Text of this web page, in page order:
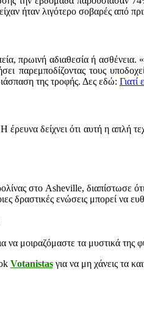
ήταν λιγότερο σοβαρές από
πρωινή αδιαθεσία ή
παρεμποδίζοντας τους
της τροφής. Δες εδώ: Γιατί
δείχνει ότι αυτή η
στο Asheville, διαπίστωσε
ενώσεις μπορεί να
να μοιραζόμαστε τα μυστικά της
Votanistasγια να μη χάνεις τα